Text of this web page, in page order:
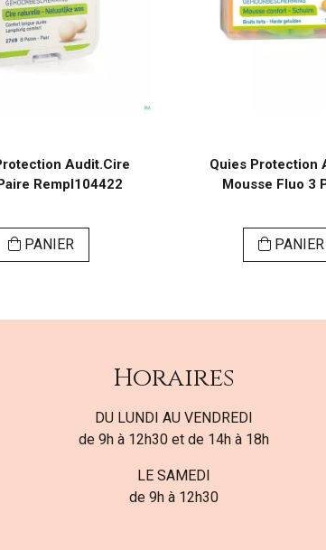
Audit.Cire
Rempl104422
PANIER
Quies Protection
Mousse Fluo 3
PANIER
Horaires
DU LUNDI AU VENDREDI
de 9h à 12h30 et de 14h à 18h
LE SAMEDI
de 9h à 12h30